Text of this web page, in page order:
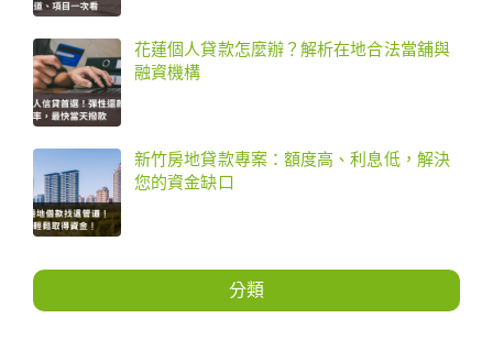
花蓮個人貸款怎麼辦？解析在地合法當舖與
融資機構
新竹房地貸款專案：額度高、利息低，解決
您的資金缺口
分類